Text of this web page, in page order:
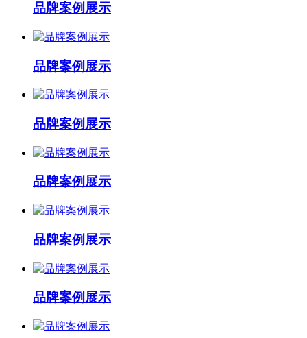
品牌案例展示
品牌案例展示
品牌案例展示
品牌案例展示
品牌案例展示
品牌案例展示